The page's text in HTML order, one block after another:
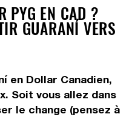
PYG EN CAD ?
GUARANÍ VERS
en Dollar Canadien,
Soit vous allez dans
le change (pensez à